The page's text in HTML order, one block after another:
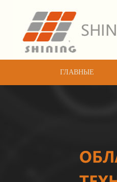
ГЛАВНЫЕ